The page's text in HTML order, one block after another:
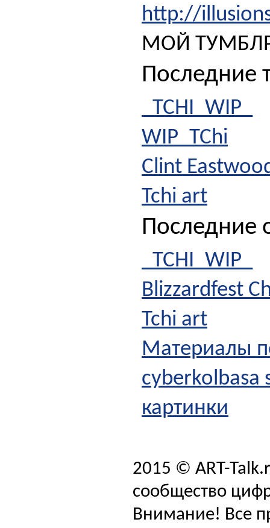
http://
МОЙ
Последние
_TCHI_WIP_
WIP_TChi
Clint
Tchi art
Последние
_TCHI_WIP_
Blizzardfest
Tchi art
Материалы
cyberkolbasa
картинки
2015 © ART-
сообщество
Внимание! Все